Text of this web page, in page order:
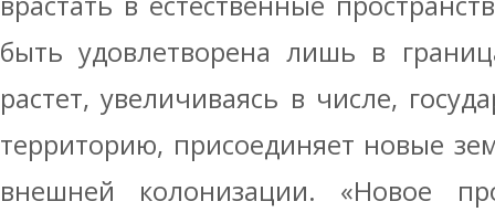
быть удовлетворена лишь в
растет, увеличиваясь в числе,
территорию, присоединяет новые
внешней колонизации. «Новое